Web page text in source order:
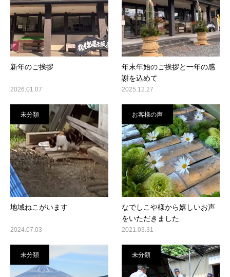
新年のご挨拶
2026.01.07
年末年始のご挨拶と一年の感
謝を込めて
2025.12.27
未分類
地域ねこがいます
2024.07.03
お客様の声
なでしこや様から嬉しいお声
をいただきました
2021.03.31
未分類 未分類